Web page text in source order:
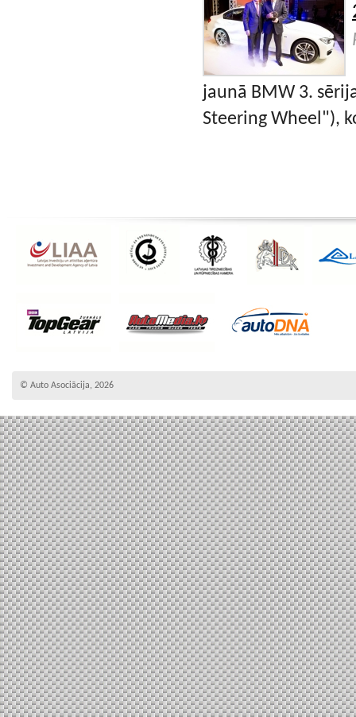
jaunā BMW 3.
Steering Wheel"),
© Auto Asociācija, 2026